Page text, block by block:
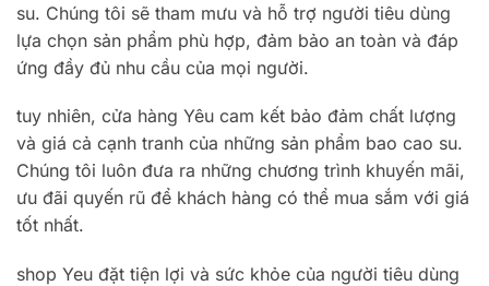
su. Chúng tôi sẽ tham mưu và hỗ trợ người tiêu dùng
lựa chọn sản phẩm phù hợp, đảm bảo an toàn và đáp
ứng đầy đủ nhu cầu của mọi người.
tuy nhiên, cửa hàng Yêu cam kết bảo đảm chất lượng
và giá cả cạnh tranh của những sản phẩm bao cao su.
Chúng tôi luôn đưa ra những chương trình khuyến mãi,
ưu đãi quyến rũ để khách hàng có thể mua sắm với giá
tốt nhất.
shop Yeu đặt tiện lợi và sức khỏe của người tiêu dùng